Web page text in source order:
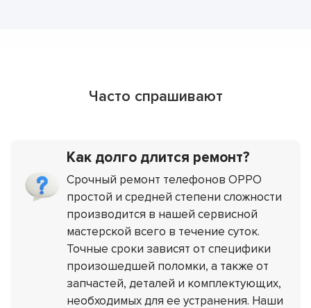
Часто спрашивают
Как долго длится ремонт?
Срочный ремонт телефонов OPPO
простой и средней степени сложности
производится в нашей сервисной
мастерской всего в течение суток.
Точные сроки зависят от специфики
произошедшей поломки, а также от
запчастей, деталей и комплектующих,
необходимых для ее устранения. Наши